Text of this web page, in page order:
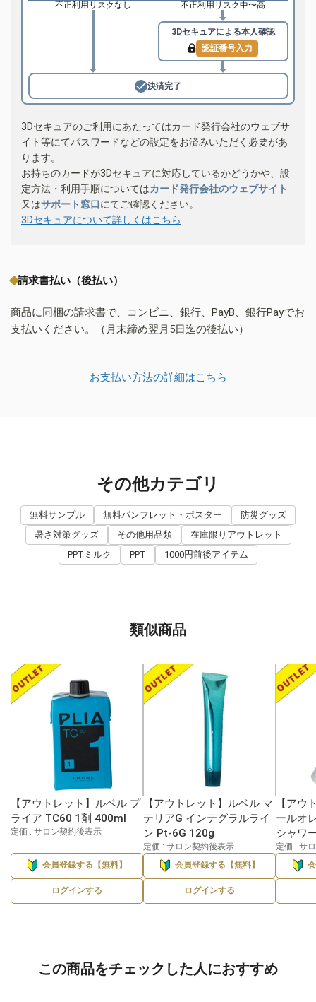
不正利用リスクなし 不正利用リスク中〜高
3Dセキュアによる本人確認
認証番号入力
決済完了
3Dセキュアのご利用にあたってはカード発行会社のウェブサ
イト等にてパスワードなどの設定をお済みいただく必要があ
ります。
お持ちのカードが3Dセキュアに対応しているかどうかや、設
定方法・利用手順についてはカード発行会社のウェブサイト
又はサポート窓口にてご確認ください。
3Dセキュアについて詳しくはこちら
請求書払い（後払い）
商品に同梱の請求書で、コンビニ、銀行、PayB、銀行Payでお
支払いください。（月末締め翌月5日迄の後払い）
お支払い方法の詳細はこちら
その他カテゴリ
無料サンプル 無料パンフレット・ポスター
防災グッズ
暑さ対策グッズ
その他用品類
在庫限りアウトレット
PPTミルク
PPT 1000円前後アイテム
類似商品
【アウトレット】ルベル プ
ライア TC60 1剤 400ml
定価 : サロン契約後表示
会員登録する【無料】
ログインする
【アウトレット】ルベル マ
テリアG インテグラルライ
ン Pt-6G 120g
定価 : サロン契約後表示
会員登録する【無料】
ログインする
【アウ
ールオ
シャワ
定価 : サ
この商品をチェックした人におすすめ